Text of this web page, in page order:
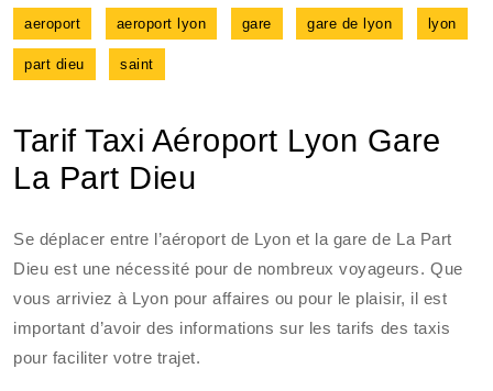
aeroport aeroport lyon gare gare de lyon lyon
part dieu saint
Tarif Taxi Aéroport Lyon Gare
La Part Dieu
Se déplacer entre l’aéroport de Lyon et la gare de La Part
Dieu est une nécessité pour de nombreux voyageurs. Que
vous arriviez à Lyon pour affaires ou pour le plaisir, il est
important d’avoir des informations sur les tarifs des taxis
pour faciliter votre trajet.